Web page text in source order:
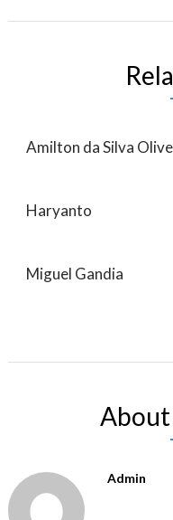
Amilton da Silva
Haryanto
Miguel Gandia
Admin